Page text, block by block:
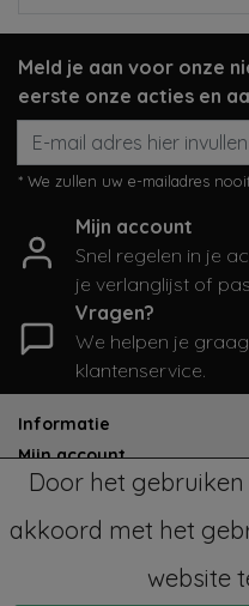
Meld je aan voor onze
eerste onze acties en
* We zullen uw e-mailadres
Mijn account
Snel regelen in je
je verlanglijst of
Vragen?
We helpen je
klantenservice.
Informatie
Mijn account
Categorieën
Contactgegevens
© Copyright 2026 -
Door het
akkoord met het
website